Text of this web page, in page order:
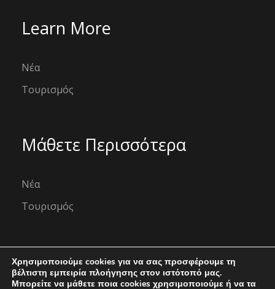
Learn More
Νέα
Τουρισμός
Μάθετε Περισσότερα
Νέα
Τουρισμός
Copyright © 2026
Χρησιμοποιούμε cookies για να σας προσφέρουμε τη
βέλτιστη εμπειρία πλοήγησης στον ιστότοπό μας.
Μπορείτε να μάθετε ποια cookies χρησιμοποιούμε ή να τα